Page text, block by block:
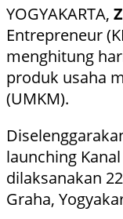
YOGYAKARTA,
Entrepreneur
menghitung
produk usaha
(UMKM).
launching
dilaksanakan
Graha,